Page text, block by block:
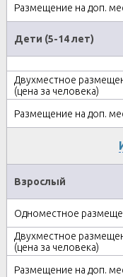
Дети (5-14 лет)
Взрослый